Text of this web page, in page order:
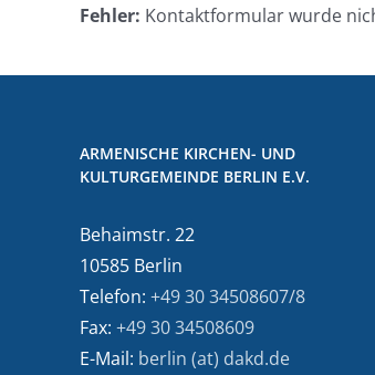
Fehler: Kontaktformular wurde
ARMENISCHE KIRCHEN- UND
KULTURGEMEINDE BERLIN E.V.
Behaimstr. 22
10585 Berlin
Telefon: +49 30 34508607/8
Fax: +49 30 34508609
E-Mail: berlin (at) dakd.de